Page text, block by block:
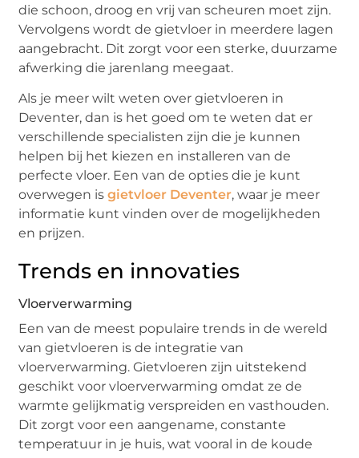
die schoon, droog en vrij van scheuren moet zijn.
Vervolgens wordt de gietvloer in meerdere lagen
aangebracht. Dit zorgt voor een sterke, duurzame
afwerking die jarenlang meegaat.
Als je meer wilt weten over gietvloeren in
Deventer, dan is het goed om te weten dat er
verschillende specialisten zijn die je kunnen
helpen bij het kiezen en installeren van de
perfecte vloer. Een van de opties die je kunt
overwegen isgietvloer Deventer, waar je meer
informatie kunt vinden over de mogelijkheden
en prijzen.
Trends en innovaties
Vloerverwarming
Een van de meest populaire trends in de wereld
van gietvloeren is de integratie van
vloerverwarming. Gietvloeren zijn uitstekend
geschikt voor vloerverwarming omdat ze de
warmte gelijkmatig verspreiden en vasthouden.
Dit zorgt voor een aangename, constante
temperatuur in je huis, wat vooral in de koude